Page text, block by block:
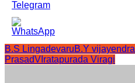
B.S LingadevaruB.Y vijayendra
PrasadVIratapurada Viragi